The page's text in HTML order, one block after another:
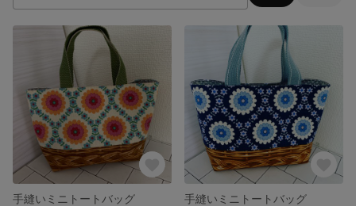
手縫いミニトートバッグ
手縫いミニトートバッグ